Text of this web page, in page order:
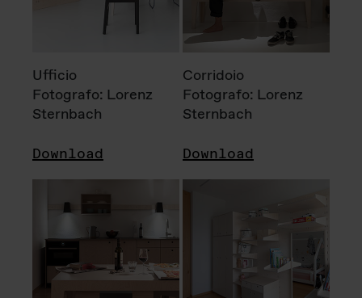
Ufficio
Fotografo: Lorenz
Sternbach
Download
Corridoio
Fotografo: Lorenz
Sternbach
Download